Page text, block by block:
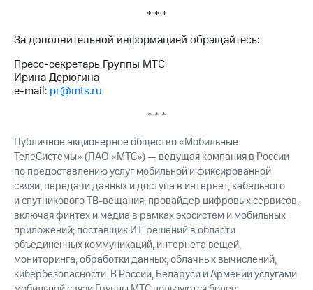
* * *
За дополнительной информацией обращайтесь:
Пресс-секретарь Группы МТС
Ирина Дерюгина
e-mail: pr@mts.ru
* * *
Публичное акционерное общество «Мобильные
ТелеСистемы» (ПАО «МТС») — ведущая компания в России
по предоставлению услуг мобильной и фиксированной
связи, передачи данных и доступа в интернет, кабельного
и спутникового ТВ-вещания; провайдер цифровых сервисов,
включая финтех и медиа в рамках экосистем и мобильных
приложений; поставщик ИТ-решений в области
объединенных коммуникаций, интернета вещей,
мониторинга, обработки данных, облачных вычислений,
кибербезопасности. В России, Беларуси и Армении услугами